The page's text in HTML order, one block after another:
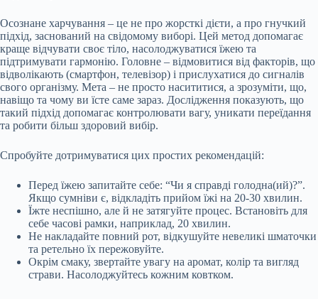
Осознане харчування – це не про жорсткі дієти, а про гнучкий
підхід, заснований на свідомому виборі. Цей метод допомагає
краще відчувати своє тіло, насолоджуватися їжею та
підтримувати гармонію. Головне – відмовитися від факторів, що
відволікають (смартфон, телевізор) і прислухатися до сигналів
свого організму. Мета – не просто насититися, а зрозуміти, що,
навіщо та чому ви їсте саме зараз. Дослідження показують, що
такий підхід допомагає контролювати вагу, уникати переїдання
та робити більш здоровий вибір.
Спробуйте дотримуватися цих простих рекомендацій:
Перед їжею запитайте себе: “Чи я справді голодна(ий)?”.
Якщо сумніви є, відкладіть прийом їжі на 20-30 хвилин.
Їжте неспішно, але й не затягуйте процес. Встановіть для
себе часові рамки, наприклад, 20 хвилин.
Не накладайте повний рот, відкушуйте невеликі шматочки
та ретельно їх пережовуйте.
Окрім смаку, звертайте увагу на аромат, колір та вигляд
страви. Насолоджуйтесь кожним ковтком.